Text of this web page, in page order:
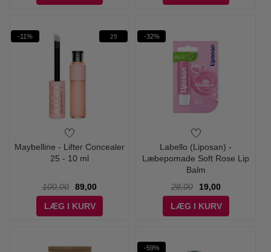
-11% 25
Maybelline - Lifter Concealer
25 - 10 ml
100,00
89,00
LÆG I KURV
-32%
Labello (Liposan) -
Læbepomade Soft Rose Lip
Balm
28,00
19,00
LÆG I KURV
-59%